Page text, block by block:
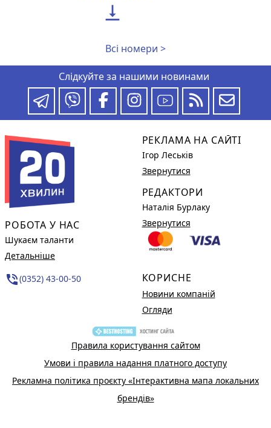

Всі номери >
Слідкуйте за нашими новинами
РОБОТА У НАС
Шукаєм таланти
Детальніше
phone_in_talk(0352) 43-00-50
РЕКЛАМА НА САЙТІ
Ігор Леськів
Звернутися
РЕДАКТОРИ
Наталія Бурлаку
Звернутися
КОРИСНЕ
Новини компаній
Огляди
Правила користування сайтом
Умови і правила надання платного доступу
Рекламна політика проєкту «Інтерактивна мапа локальних
брендів»